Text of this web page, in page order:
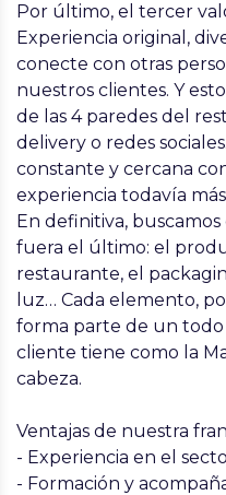
Por último, el tercer
Experiencia original,
conecte con otras
nuestros clientes. Y
de las 4 paredes del
delivery o redes
constante y cercana
experiencia todavía
En definitiva,
fuera el último: el
restaurante, el
luz… Cada elemento,
forma parte de un
cliente tiene como la
cabeza.
Ventajas de nuestra
- Experiencia en el
- Formación y